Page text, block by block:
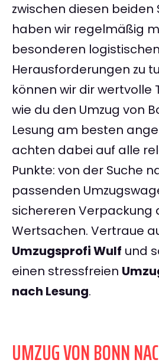
zwischen diesen beiden
haben wir regelmäßig
besonderen logistischen
Herausforderungen zu
können wir dir wertvolle
wie du den Umzug von
Lesung am besten
achten dabei auf alle
Punkte: von der Suche
passenden
sichereren Verpackung
Wertsachen. Vertraue
Umzugsprofi Wulf und
einen stressfreien
nach Lesung.
UMZUG VON BONN